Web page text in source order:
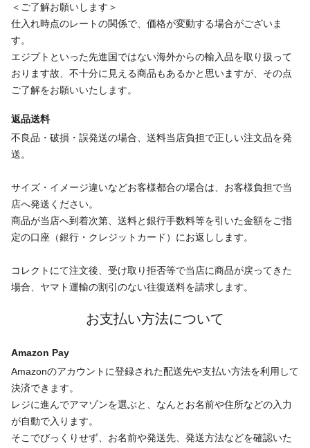
＜ご了解お願いします＞
仕入れ時点のレートの関係で、価格が変動する場合がございま
す。
エジプトといった先進国ではない海外からの輸入品を取り扱って
おります故、不十分に見える商品もあるかと思いますが、その点
ご了解をお願いいたします。
返品送料
不良品・破損・誤発送の場合、送料当店負担で正しい注文品を発
送。
サイズ・イメージ違いなどお客様都合の場合は、お客様負担で当
店へ発送ください。
商品が当店へ到着次第、送料と銀行手数料等を引いた金額をご指
定の口座（銀行・クレジットカード）にお返しします。
コレクトにて注文後、受け取り拒否等で当店に商品が戻ってきた
場合、ヤマト運輸の割引のない往復送料を請求します。
お支払い方法について
Amazon Pay
Amazonのアカウントに登録された配送先や支払い方法を利用して
決済できます。
レジに進んでアマゾンを選ぶと、なんとお名前や住所などの入力
が自動で入ります。
そこでびっくりせず、お名前や発送先、発送方法などを確認いた